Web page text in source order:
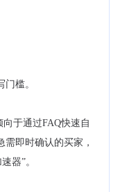
槛。
向于通过FAQ快速自
即时确认的买家，
器”。